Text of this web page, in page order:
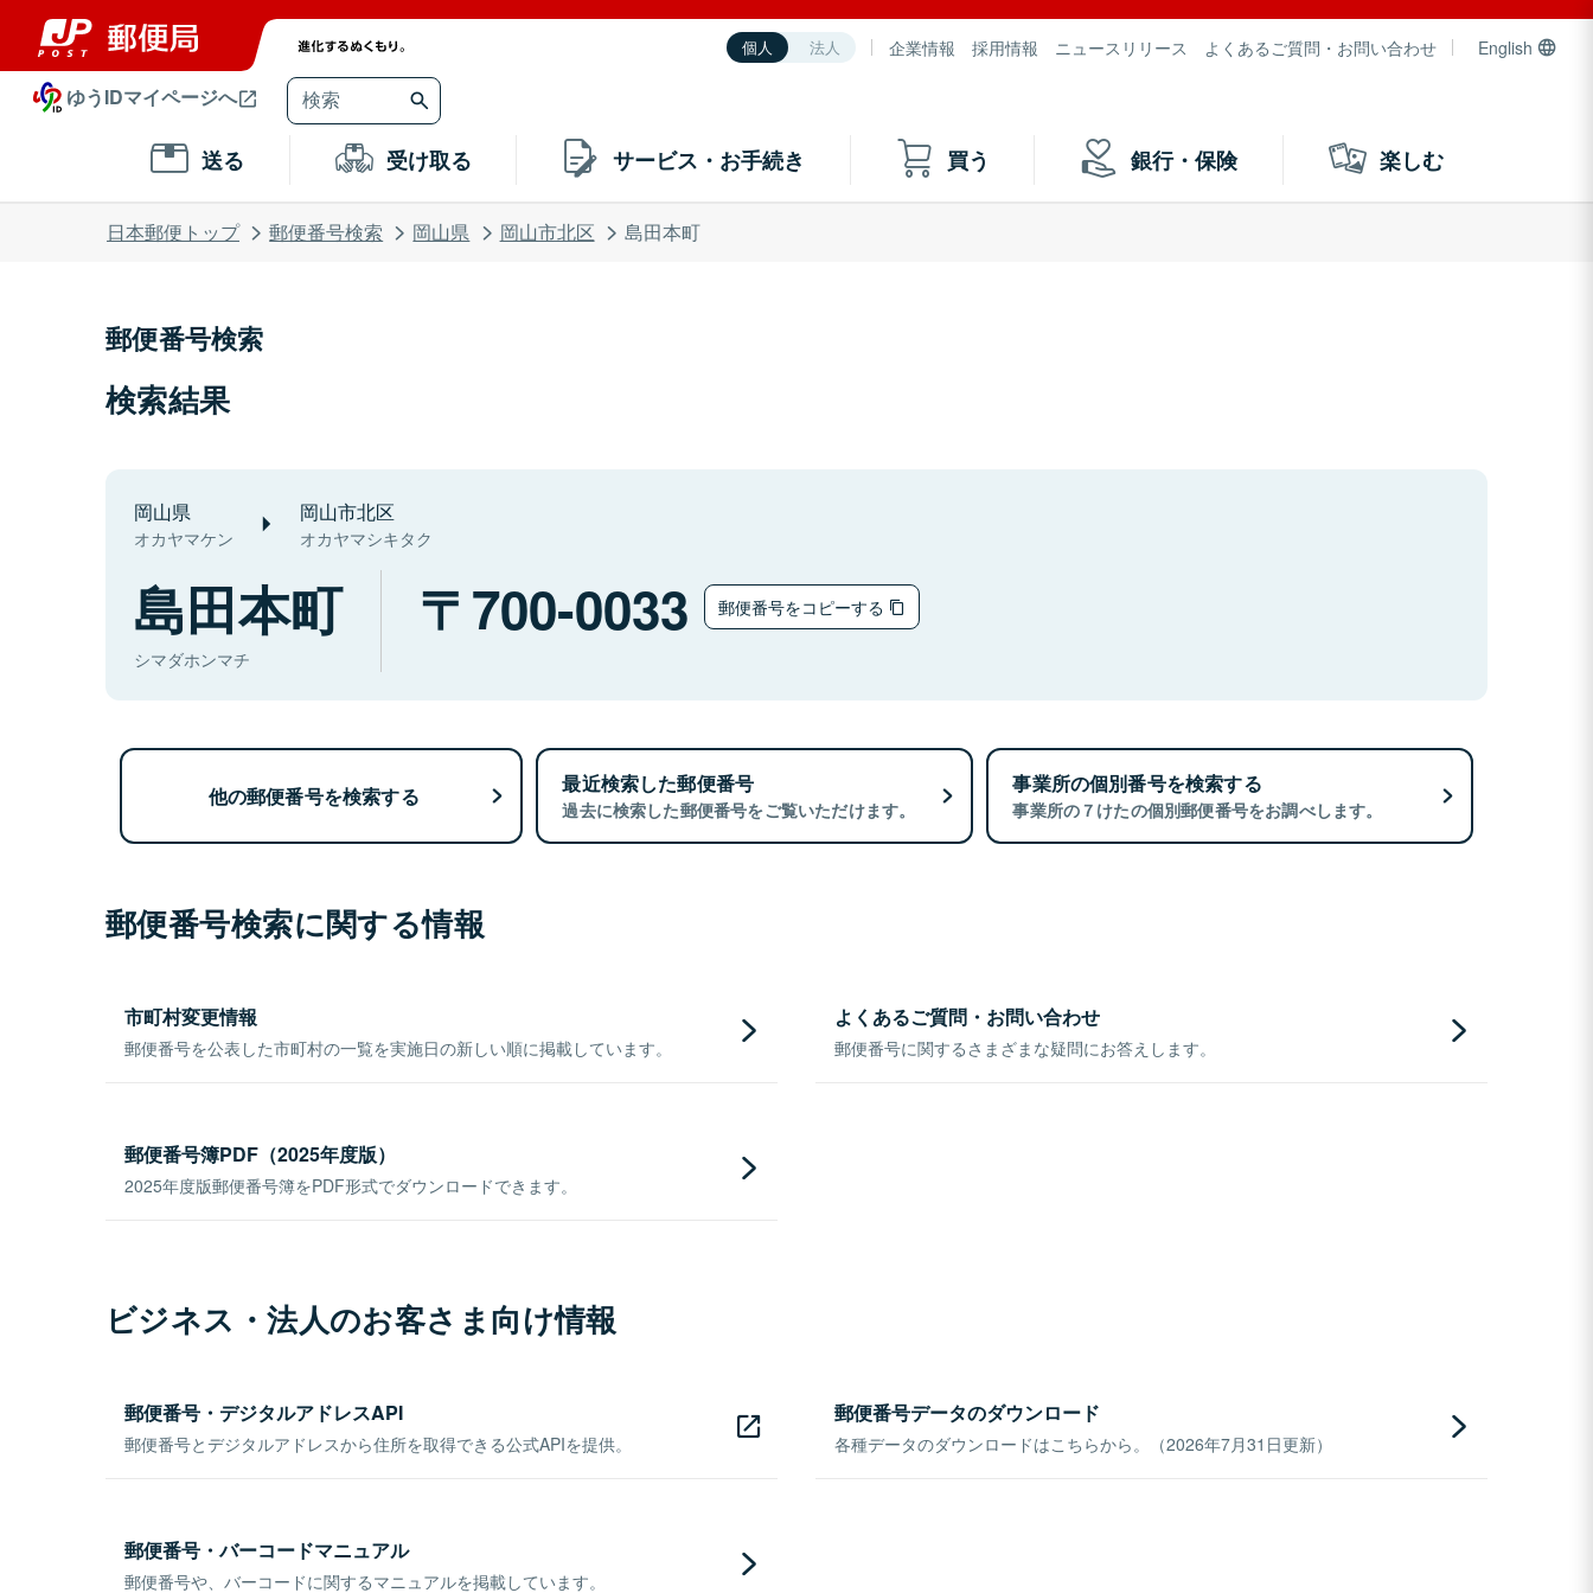
個人 法人 企業情報 採用情報 ニュースリリース よくあるご質問・お問い合わせ English
ゆうIDマイページへ
送る 受け取る サービス・お手続き 買う 銀行・保険 楽しむ
日本郵便トップ 郵便番号検索 岡山県 岡山市北区 島田本町
郵便番号検索
検索結果
岡山県
オカヤマケン
岡山市北区
オカヤマシキタク
島田本町
シマダホンマチ
700-0033 郵便番号をコピーする
他の郵便番号を検索する 最近検索した郵便番号
過去に検索した郵便番号をご覧いただけます。
事業所の個別番号を検索する
事業所の７けたの個別郵便番号をお調べします。
郵便番号検索に関する情報
市町村変更情報
郵便番号を公表した市町村の一覧を実施日の新しい順に掲載しています。
よくあるご質問・お問い合わせ
郵便番号に関するさまざまな疑問にお答えします。
郵便番号簿PDF（2025年度版）
2025年度版郵便番号簿をPDF形式でダウンロードできます。
ビジネス・法人のお客さま向け情報
郵便番号・デジタルアドレスAPI
郵便番号とデジタルアドレスから住所を取得できる公式APIを提供。
郵便番号データのダウンロード
各種データのダウンロードはこちらから。（2026年7月31日更新）
郵便番号・バーコードマニュアル
郵便番号や、バーコードに関するマニュアルを掲載しています。